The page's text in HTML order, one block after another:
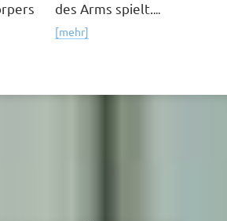
des Arms spielt. ...
[mehr]